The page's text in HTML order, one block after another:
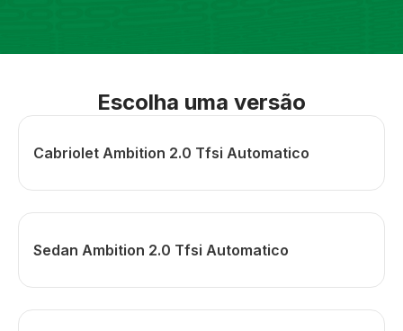
Escolha uma versão
Cabriolet Ambition 2.0 Tfsi Automatico
Sedan Ambition 2.0 Tfsi Automatico